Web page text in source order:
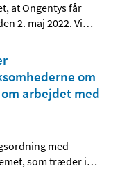
at Ongentys får
2. maj 2022. Vi…
om
arbejdet med
med
som træder i…